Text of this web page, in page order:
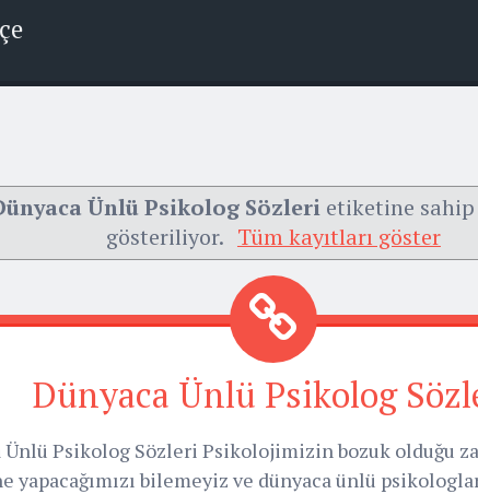
Ünlü Psikolog Sözlerietiketine sahip
gösteriliyor. Tüm kayıtları göster
Dünyaca Ünlü Psikolog
Ünlü Psikolog Sözleri Psikolojimizin bozuk olduğu
yapacağımızı bilemeyiz ve dünyaca ünlü